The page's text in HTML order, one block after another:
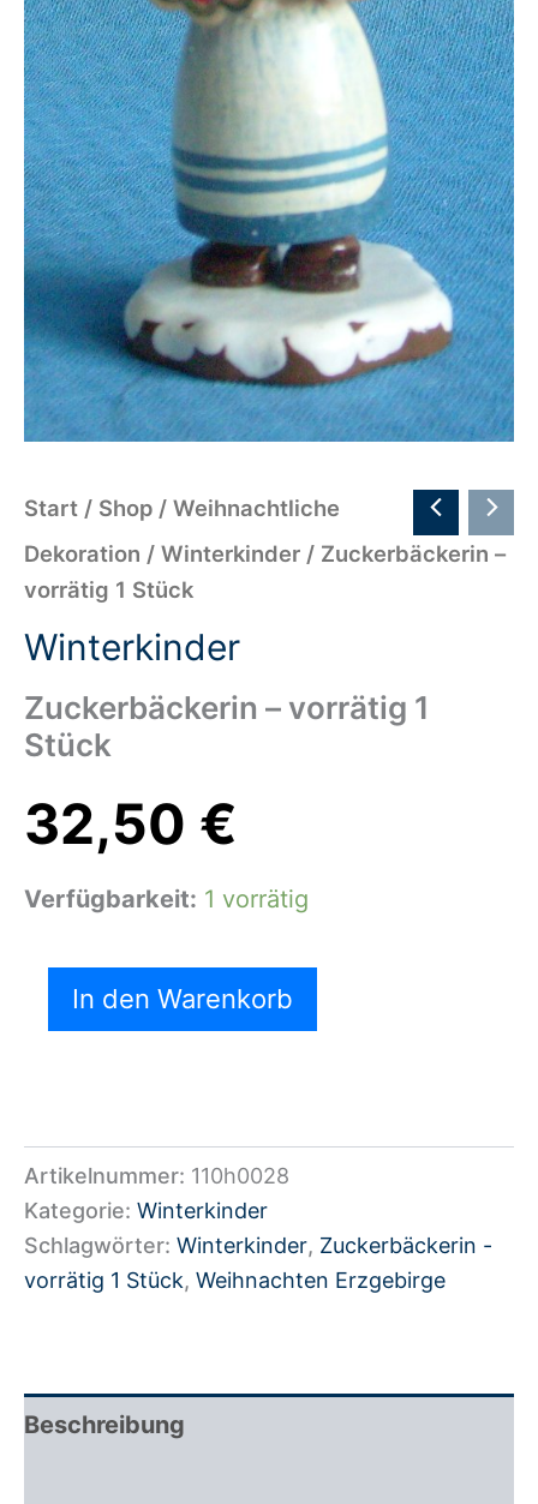
Start / Shop / Weihnachtliche
Dekoration / Winterkinder / Zuckerbäckerin –
vorrätig 1 Stück
Winterkinder
Zuckerbäckerin – vorrätig 1
Stück
32,50 €
Verfügbarkeit: 1 vorrätig
In den Warenkorb
Artikelnummer: 110h0028
Kategorie: Winterkinder
Schlagwörter: Winterkinder, Zuckerbäckerin -
vorrätig 1 Stück, Weihnachten Erzgebirge
Beschreibung